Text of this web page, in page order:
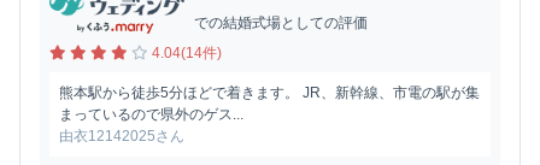
での結婚式場としての評価
4.04(14件)
熊本駅から徒歩5分ほどで着きます。 JR、新幹線、市電の駅が集
まっているので県外のゲス...
由衣12142025さん